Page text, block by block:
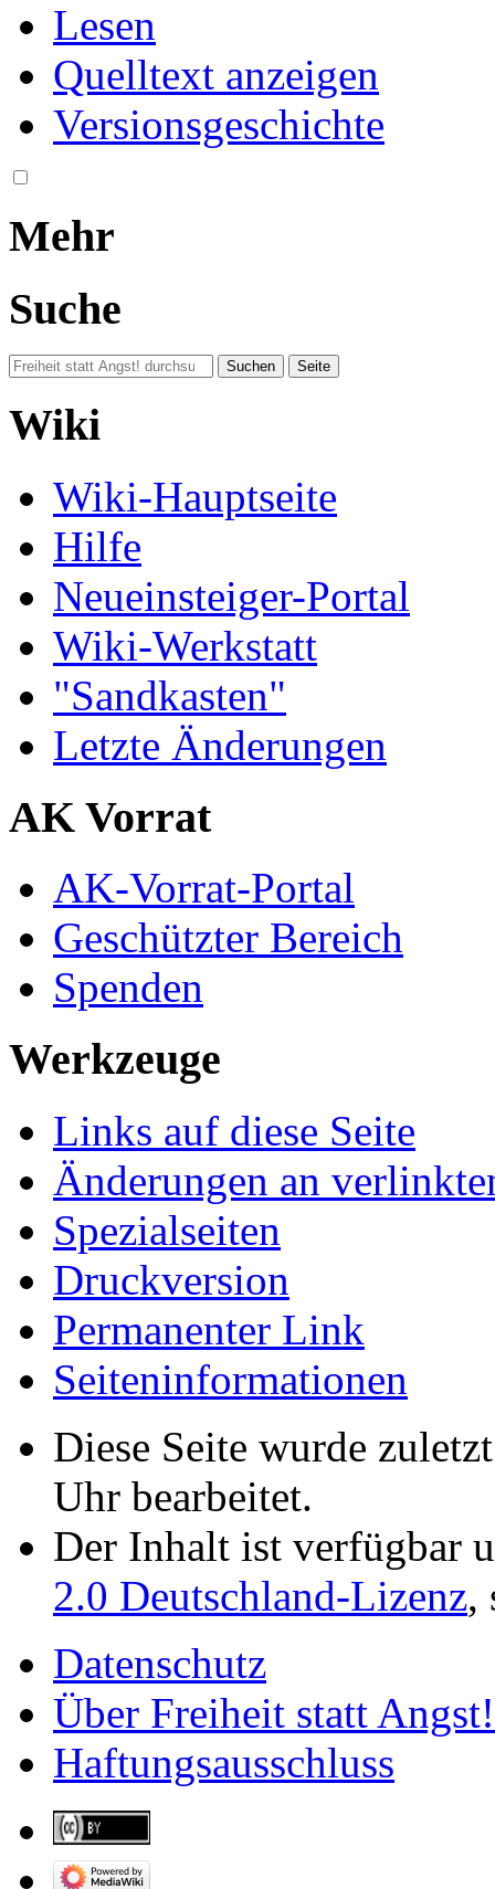
Lesen
Quelltext anzeigen
Versionsgeschichte
Mehr
Suche
Wiki
Wiki-Hauptseite
Hilfe
Neueinsteiger-Portal
Wiki-Werkstatt
"Sandkasten"
Letzte Änderungen
AK Vorrat
AK-Vorrat-Portal
Geschützter Bereich
Spenden
Werkzeuge
Links auf diese Seite
Änderungen an
Spezialseiten
Druckversion
Permanenter Link
Seiten­­informationen
Diese Seite wurde
Uhr bearbeitet.
Der Inhalt ist verfügbar
2.0 Deutschland-Lizenz,
Datenschutz
Über Freiheit statt Angst!
Haftungsausschluss